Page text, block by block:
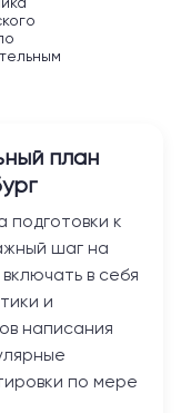
план
подготовки к
шаг на
в себя
и
написания
по мере